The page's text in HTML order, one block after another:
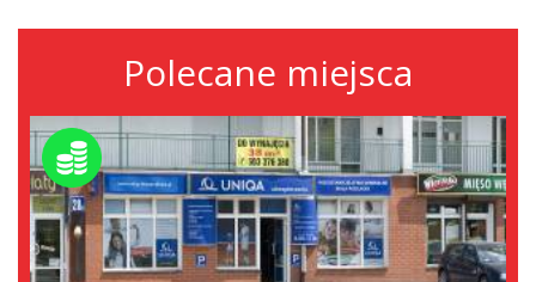
Polecane miejsca